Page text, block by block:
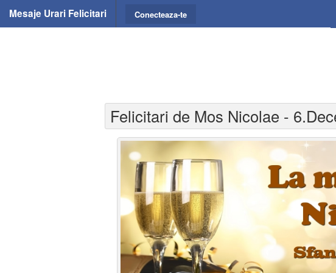
Mesaje Urari Felicitari Conecteaza-te
Felicitari de Mos Nicolae -